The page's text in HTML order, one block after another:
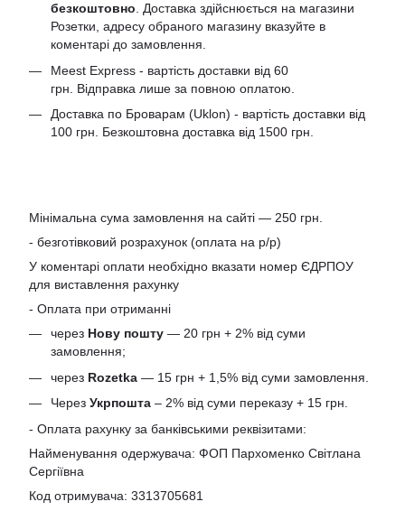
безкоштовно . Доставка здійснюється на магазини
Розетки, адресу обраного магазину вказуйте в
коментарі до замовлення.
Meest Express - вартість доставки від 60
грн. Відправка лише за повною оплатою.
Доставка по Броварам (Uklon) - вартість доставки від
100 грн. Безкоштовна доставка від 1500 грн.
Мінімальна сума замовлення на сайті — 250 грн.
- безготівковий розрахунок (оплата на р/р)
У коментарі оплати необхідно вказати номер ЄДРПОУ
для виставлення рахунку
- Оплата при отриманні
через Нову пошту — 20 грн + 2% від суми
замовлення;
через Rozetka — 15 грн + 1,5% від суми замовлення.
Через Укрпошта – 2% від суми переказу + 15 грн.
- Оплата рахунку за банківськими реквізитами:
Найменування одержувача: ФОП Пархоменко Світлана
Сергіївна
Код отримувача: 3313705681